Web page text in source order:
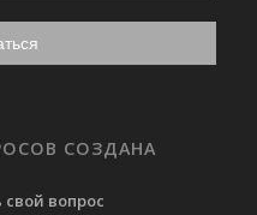
СОЗДАНА
вопрос